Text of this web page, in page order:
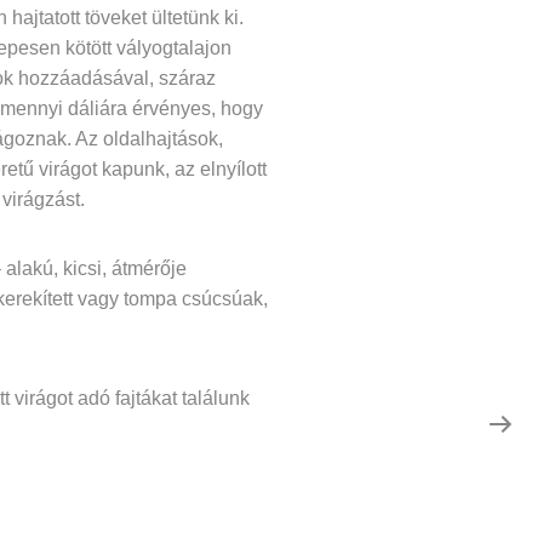
hajtatott töveket ültetünk ki.
kötött vályogtalajon
hozzáadásával, száraz
dáliára érvényes, hogy
Az oldalhajtások,
virágot kapunk, az elnyílott
kicsi, átmérője
vagy tompa csúcsúak,
virágot adó fajtákat találunk